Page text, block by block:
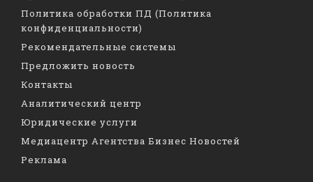
Политика обработки ПД (Политика
конфиденциальности)
Рекомендательные системы
Предложить новость
Контакты
Аналитический центр
Юридические услуги
Медиацентр Агентства Бизнес Новостей
Реклама